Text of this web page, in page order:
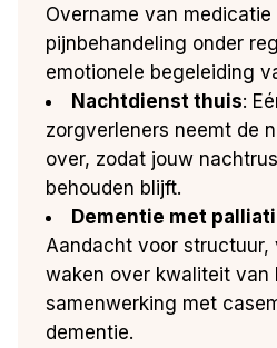
Overname van medicatie
pijnbehandeling onder
emotionele begeleiding
Nachtdienst thuis:
zorgverleners neemt de
over, zodat jouw
behouden blijft.
Dementie met
Aandacht voor structuur,
waken over kwaliteit van
samenwerking met
dementie.